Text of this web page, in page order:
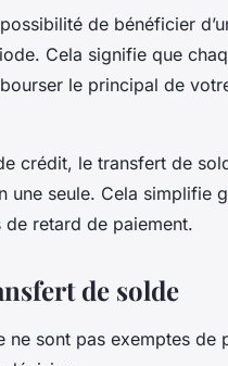
de bénéficier
Cela signifie que
le principal de
crédit, le transfert de
seule. Cela simplifie
retard de paiement.
de solde
sont pas exemptes de